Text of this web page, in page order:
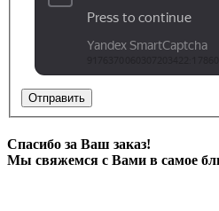
Отправить
Спасибо за Ваш заказ!
Мы свяжемся с Вами в самое